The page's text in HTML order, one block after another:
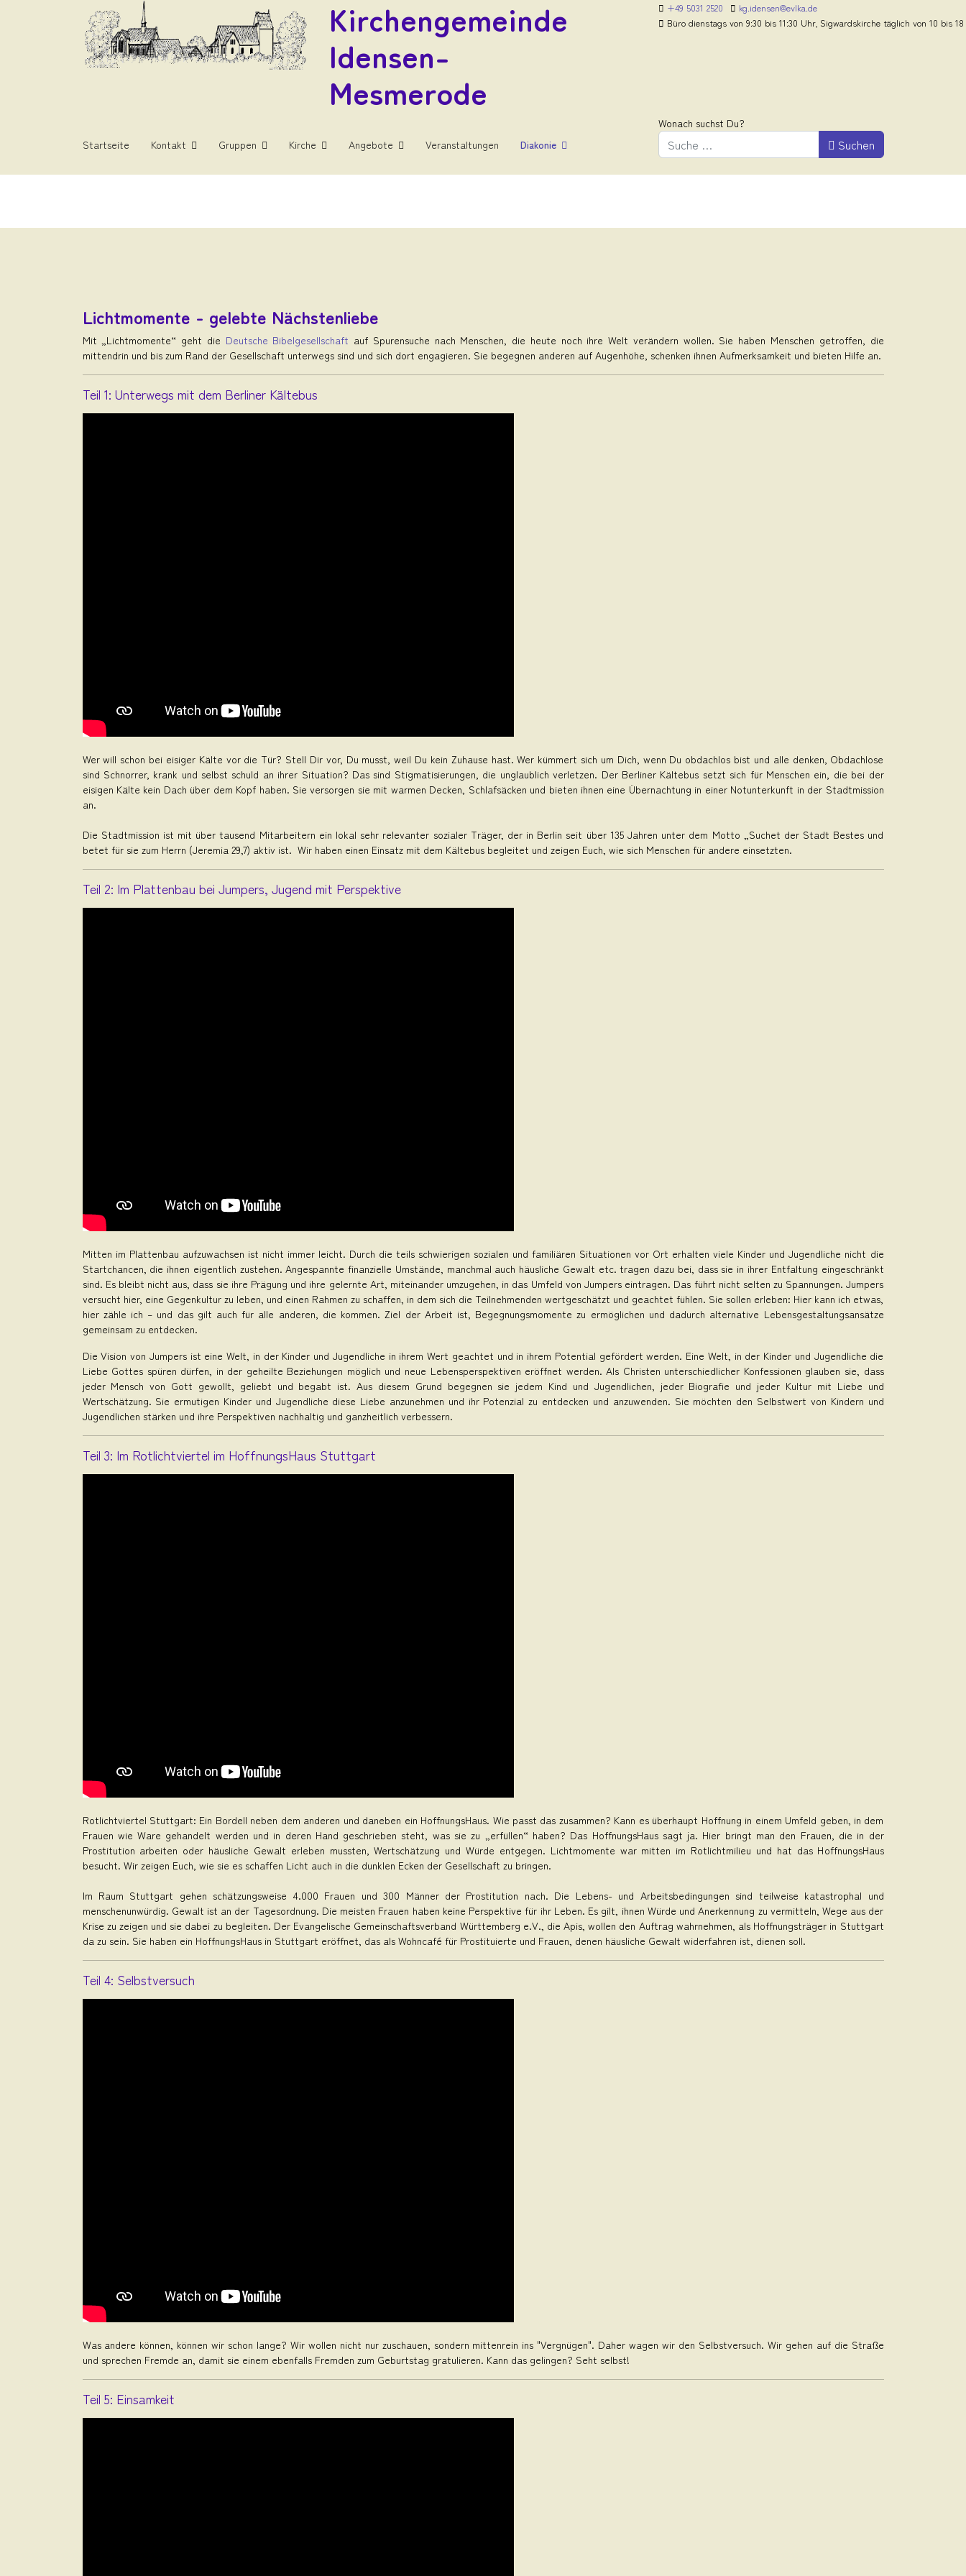
Kirchengemeinde
Idensen-
Mesmerode
+49 5031 2520
kg.idensen@evlka.de
Büro dienstags von 9:30 bis 11:30 Uhr, Sigwardskirche täglich von 10 bis
Startseite Kontakt Gruppen Kirche Angebote Veranstaltungen Diakonie
Wonach suchst Du?
Suchen
Lichtmomente - gelebte Nächstenliebe
Mit „Lichtmomente“ geht die Deutsche Bibelgesellschaft auf Spurensuche nach Menschen, die heute noch ihre Welt verändern wollen. Sie haben Menschen getroffen, die
mittendrin und bis zum Rand der Gesellschaft unterwegs sind und sich dort engagieren. Sie begegnen anderen auf Augenhöhe, schenken ihnen Aufmerksamkeit und bieten Hilfe an.
Teil 1: Unterwegs mit dem Berliner Kältebus
Wer will schon bei eisiger Kälte vor die Tür? Stell Dir vor, Du musst, weil Du kein Zuhause hast. Wer kümmert sich um Dich, wenn Du obdachlos bist und alle denken, Obdachlose
sind Schnorrer, krank und selbst schuld an ihrer Situation? Das sind Stigmatisierungen, die unglaublich verletzen. Der Berliner Kältebus setzt sich für Menschen ein, die bei der
eisigen Kälte kein Dach über dem Kopf haben. Sie versorgen sie mit warmen Decken, Schlafsäcken und bieten ihnen eine Übernachtung in einer Notunterkunft in der Stadtmission
an.
Die Stadtmission ist mit über tausend Mitarbeitern ein lokal sehr relevanter sozialer Träger, der in Berlin seit über 135 Jahren unter dem Motto „Suchet der Stadt Bestes und
betet für sie zum Herrn (Jeremia 29,7) aktiv ist. Wir haben einen Einsatz mit dem Kältebus begleitet und zeigen Euch, wie sich Menschen für andere einsetzten.
Teil 2: Im Plattenbau bei Jumpers, Jugend mit Perspektive
Mitten im Plattenbau aufzuwachsen ist nicht immer leicht. Durch die teils schwierigen sozialen und familiären Situationen vor Ort erhalten viele Kinder und Jugendliche nicht die
Startchancen, die ihnen eigentlich zustehen. Angespannte finanzielle Umstände, manchmal auch häusliche Gewalt etc. tragen dazu bei, dass sie in ihrer Entfaltung eingeschränkt
sind. Es bleibt nicht aus, dass sie ihre Prägung und ihre gelernte Art, miteinander umzugehen, in das Umfeld von Jumpers eintragen. Das führt nicht selten zu Spannungen. Jumpers
versucht hier, eine Gegenkultur zu leben, und einen Rahmen zu schaffen, in dem sich die Teilnehmenden wertgeschätzt und geachtet fühlen. Sie sollen erleben: Hier kann ich etwas,
hier zähle ich – und das gilt auch für alle anderen, die kommen. Ziel der Arbeit ist, Begegnungsmomente zu ermöglichen und dadurch alternative Lebensgestaltungsansätze
gemeinsam zu entdecken.
Die Vision von Jumpers ist eine Welt, in der Kinder und Jugendliche in ihrem Wert geachtet und in ihrem Potential gefördert werden. Eine Welt, in der Kinder und Jugendliche die
Liebe Gottes spüren dürfen, in der geheilte Beziehungen möglich und neue Lebensperspektiven eröffnet werden. Als Christen unterschiedlicher Konfessionen glauben sie, dass
jeder Mensch von Gott gewollt, geliebt und begabt ist. Aus diesem Grund begegnen sie jedem Kind und Jugendlichen, jeder Biografie und jeder Kultur mit Liebe und
Wertschätzung. Sie ermutigen Kinder und Jugendliche diese Liebe anzunehmen und ihr Potenzial zu entdecken und anzuwenden. Sie möchten den Selbstwert von Kindern und
Jugendlichen stärken und ihre Perspektiven nachhaltig und ganzheitlich verbessern.
Teil 3: Im Rotlichtviertel im HoffnungsHaus Stuttgart
Rotlichtviertel Stuttgart: Ein Bordell neben dem anderen und daneben ein HoffnungsHaus. Wie passt das zusammen? Kann es überhaupt Hoffnung in einem Umfeld geben, in dem
Frauen wie Ware gehandelt werden und in deren Hand geschrieben steht, was sie zu „erfüllen“ haben? Das HoffnungsHaus sagt ja. Hier bringt man den Frauen, die in der
Prostitution arbeiten oder häusliche Gewalt erleben mussten, Wertschätzung und Würde entgegen. Lichtmomente war mitten im Rotlichtmilieu und hat das HoffnungsHaus
besucht. Wir zeigen Euch, wie sie es schaffen Licht auch in die dunklen Ecken der Gesellschaft zu bringen.
Im Raum Stuttgart gehen schätzungsweise 4.000 Frauen und 300 Männer der Prostitution nach. Die Lebens- und Arbeitsbedingungen sind teilweise katastrophal und
menschenunwürdig. Gewalt ist an der Tagesordnung. Die meisten Frauen haben keine Perspektive für ihr Leben. Es gilt, ihnen Würde und Anerkennung zu vermitteln, Wege aus der
Krise zu zeigen und sie dabei zu begleiten. Der Evangelische Gemeinschaftsverband Württemberg e.V., die Apis, wollen den Auftrag wahrnehmen, als Hoffnungsträger in Stuttgart
da zu sein. Sie haben ein HoffnungsHaus in Stuttgart eröffnet, das als Wohncafé für Prostituierte und Frauen, denen häusliche Gewalt widerfahren ist, dienen soll.
Teil 4: Selbstversuch
Was andere können, können wir schon lange? Wir wollen nicht nur zuschauen, sondern mittenrein ins "Vergnügen". Daher wagen wir den Selbstversuch. Wir gehen auf die Straße
und sprechen Fremde an, damit sie einem ebenfalls Fremden zum Geburtstag gratulieren. Kann das gelingen? Seht selbst!
Teil 5: Einsamkeit